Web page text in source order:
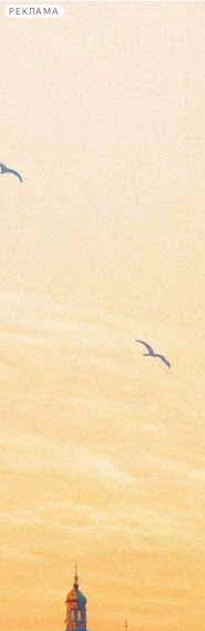
РЕКЛАМА
лекции
книги